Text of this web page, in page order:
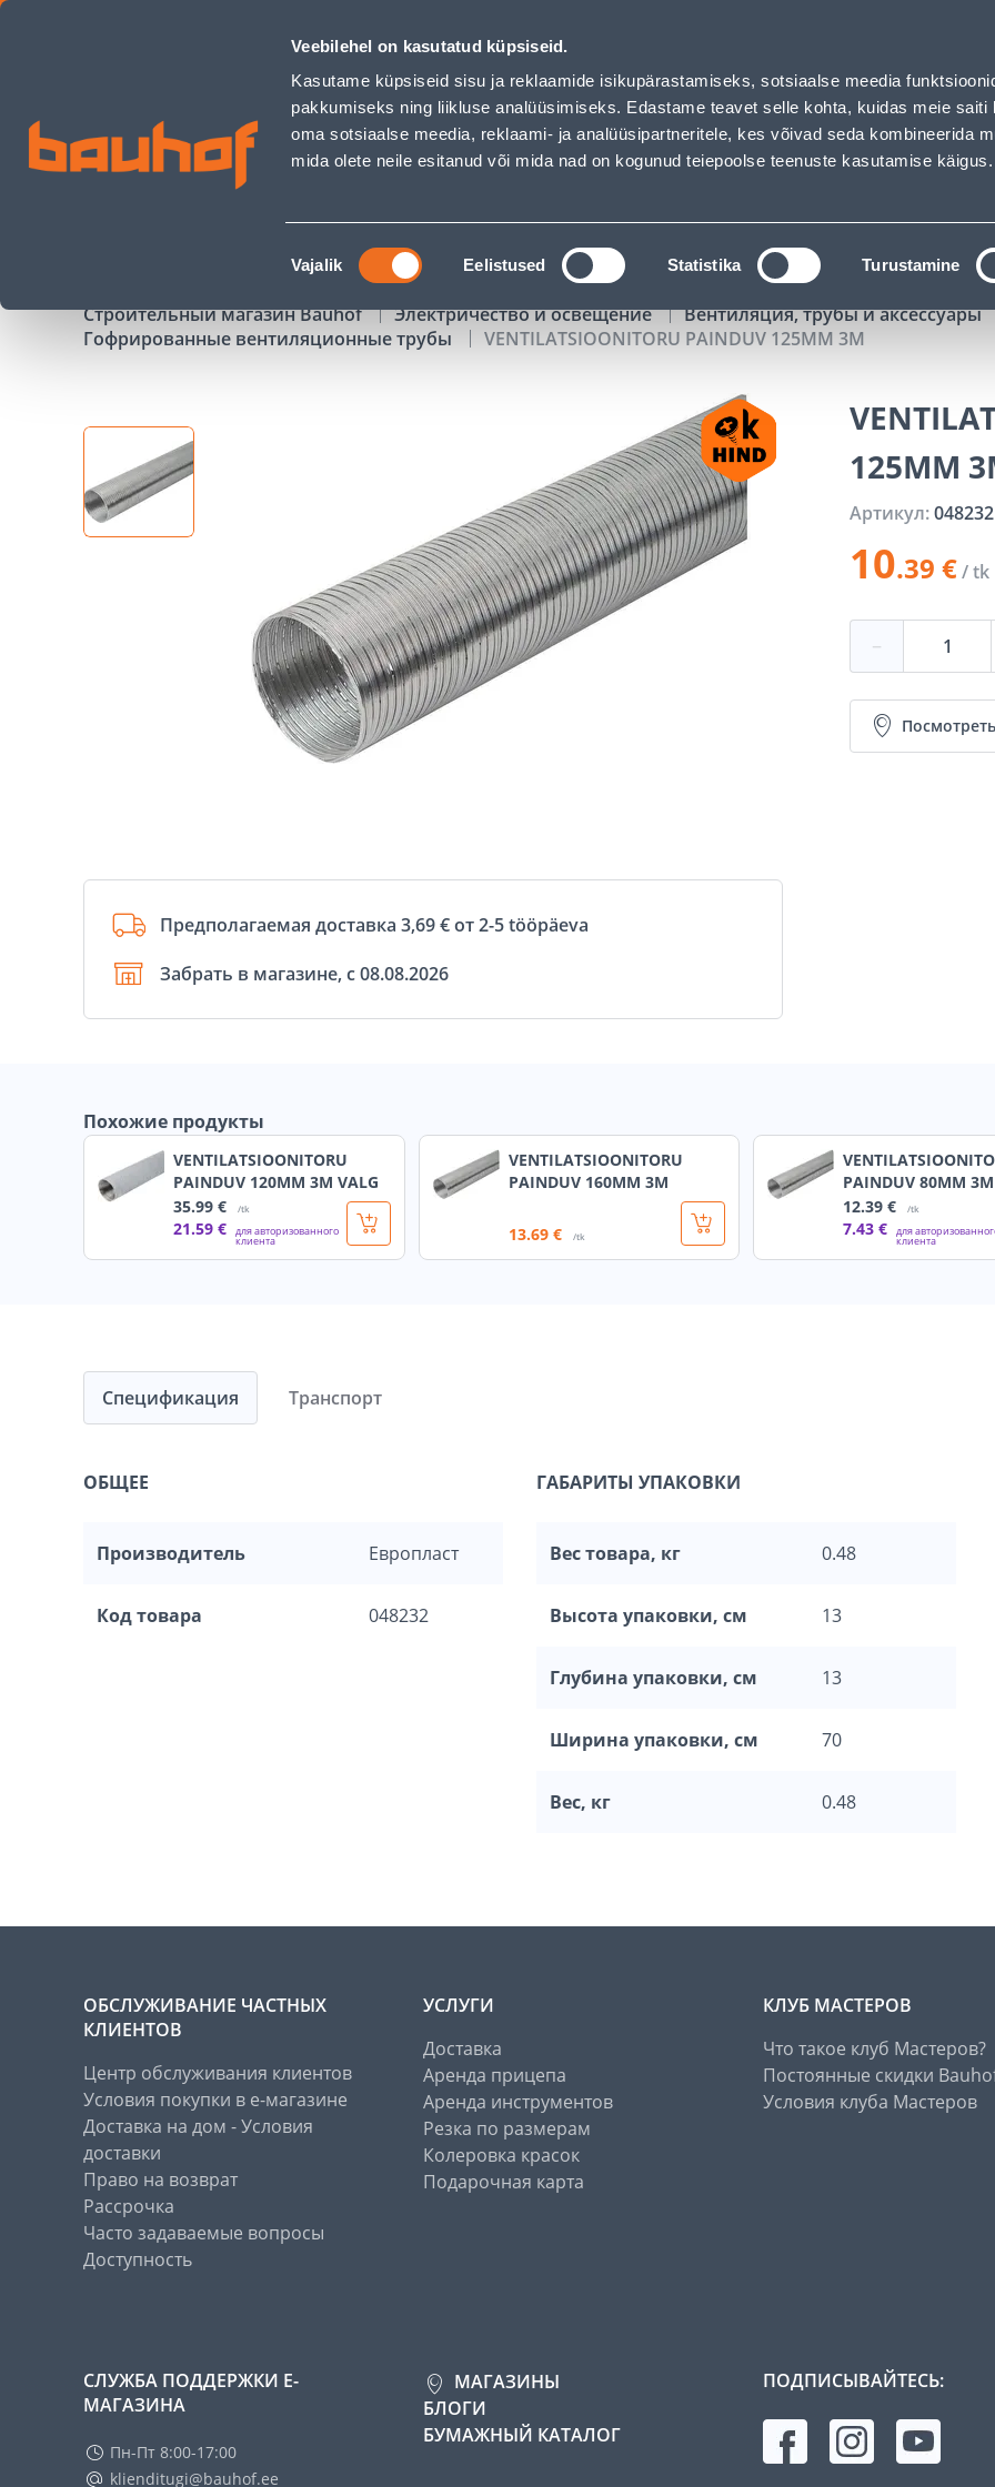
Veebilehel on kasutatud küpsiseid.
Kasutame küpsiseid sisu ja reklaamide isikupärastamiseks, sotsiaalse meedia
pakkumiseks ning liikluse analüüsimiseks. Edastame teavet selle kohta, kuidas meie saiti
oma sotsiaalse meedia, reklaami- ja analüüsipartneritele, kes võivad seda kombineerida
mida olete neile esitanud või mida nad on kogunud teiepoolse teenuste kasutamise käigus.
Nõusoleku
valik
Vajalik Eelistused Statistika Turustamine
VENTILATSIOONITORU PAINDUV 125MM 3M - Bauhof has loaded
Обслуживание бизнес-клиентов Обслуживание частных клиентов Услуги Предложения о
ПОИСК
АКЦИИ КАТАЛОГИ АРЕНДА ИНСТРУМЕНТОВ
Строительный магазин Bauhof Электричество и освещение
Вентиляция, трубы и аксессуары
Гофрированные вентиляционные трубы
VENTILATSIOONITORU PAINDUV 125MM 3M
Предполагаемая доставка 3,69 € от 2-5 tööpäeva
Забрать в магазине, с 08.08.2026
125MM
Артикул:048232
10.39 €/ tk
−
Похожие продукты
VENTILATSIOONITORU
PAINDUV 120MM 3M VALG
35.99 € /tk
21.59 € для авторизованного
клиента
VENTILATSIOONITORU
PAINDUV 160MM 3M
13.69 € /tk
PAINDUV 80MM 3M
12.39 € /tk
7.43 € для
клиента
Спецификация
ОБЩЕЕ
Производитель Европласт
Код товара 048232
ГАБАРИТЫ УПАКОВКИ
Вес товара, кг 0.48
Высота упаковки, см 13
Глубина упаковки, см 13
Ширина упаковки, см 70
Вес, кг 0.48
Транспорт
ОБСЛУЖИВАНИЕ ЧАСТНЫХ
КЛИЕНТОВ
Центр обслуживания клиентов
Условия покупки в е-магазине
Доставка на дом - Условия
доставки
Право на возврат
Рассрочка
Часто задаваемые вопросы
Доступность
УСЛУГИ
Доставка
Аренда прицепа
Аренда инструментов
Резка по размерам
Колеровка красок
Подарочная карта
КЛУБ МАСТЕРОВ
Что такое клуб Мастеров?
Постоянные скидки
Условия клуба Мастеров
СЛУЖБА ПОДДЕРЖКИ Е-
МАГАЗИНА
Пн-Пт 8:00-17:00
klienditugi@bauhof.ee
МАГАЗИНЫ
БЛОГИ
БУМАЖНЫЙ КАТАЛОГ
ПОДПИСЫВАЙТЕСЬ: